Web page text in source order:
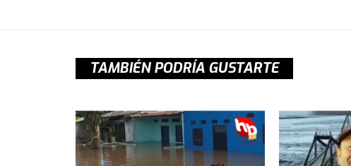
TAMBIÉN PODRÍA GUSTARTE